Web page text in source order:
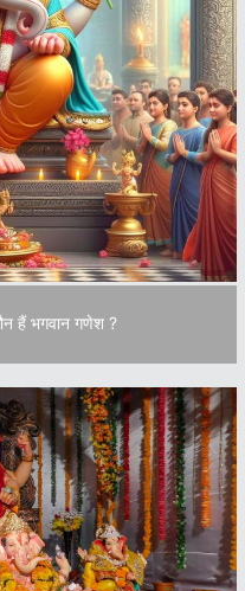
हैं भगवान गणेश ?